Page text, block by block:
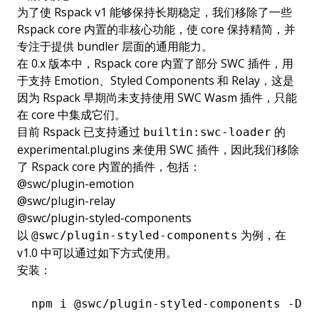
为了使 Rspack v1 能够保持长期稳定，我们移除了一些
Rspack core 内置的非核心功能，使 core 保持精简，并
专注于提供 bundler 层面的通用能力。
在 0.x 版本中，Rspack core 内置了部分 SWC 插件，用
于支持 Emotion、Styled Components 和 Relay，这是
因为 Rspack 早期尚未支持使用 SWC Wasm 插件，只能
在 core 中集成它们。
目前 Rspack 已支持通过 builtin:swc-loader 的
experimental.plugins 来使用 SWC 插件，因此我们移除
了 Rspack core 内置的插件，包括：
@swc/plugin-emotion
@swc/plugin-relay
@swc/plugin-styled-components
以 @swc/plugin-styled-components 为例，在
v1.0 中可以通过如下方式使用。
安装：
npm i @swc/plugin-styled-components -D